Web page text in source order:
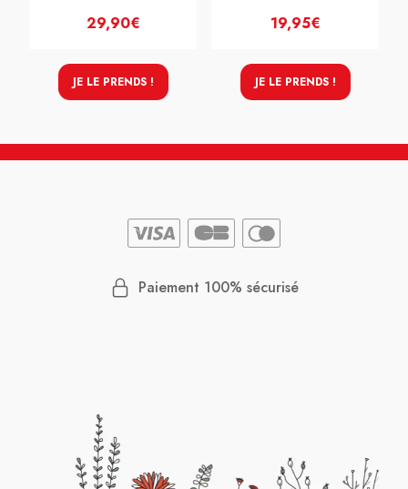
29,90€
JE LE PRENDS !
19,95€
JE LE PRENDS !
Paiement 100% sécurisé